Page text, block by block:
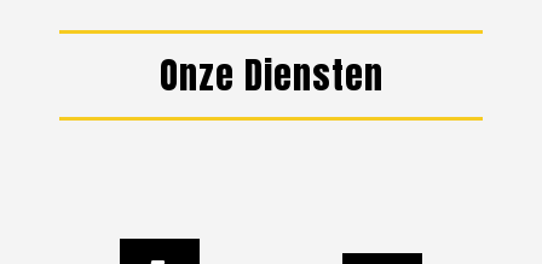
Onze Diensten